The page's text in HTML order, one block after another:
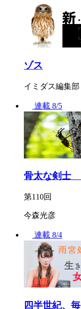
ゾス
イミダス編集部
連載 8/5
骨太な剣士
第110回
今森光彦
連載 8/4
四半世紀、